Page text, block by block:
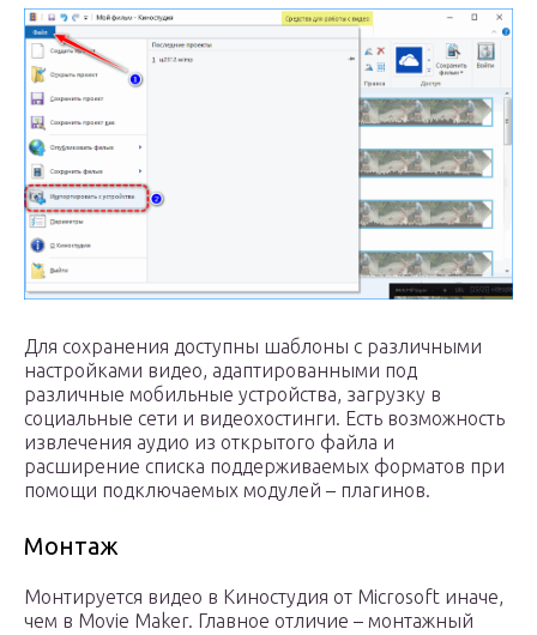
Для сохранения доступны шаблоны с различными
настройками видео, адаптированными под
различные мобильные устройства, загрузку в
социальные сети и видеохостинги. Есть возможность
извлечения аудио из открытого файла и
расширение списка поддерживаемых форматов при
помощи подключаемых модулей – плагинов.
Монтаж
Монтируется видео в Киностудия от Microsoft иначе,
чем в Movie Maker. Главное отличие – монтажный